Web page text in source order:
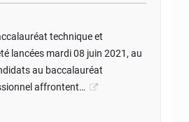
technique et
lancées mardi 08 juin 2021, au
au baccalauréat
affrontent…